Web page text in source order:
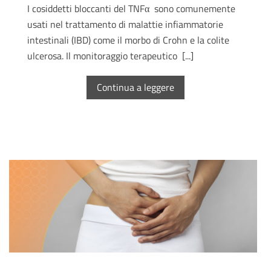
I cosiddetti bloccanti del TNFα sono comunemente
usati nel trattamento di malattie infiammatorie
intestinali (IBD) come il morbo di Crohn e la colite
ulcerosa. Il monitoraggio terapeutico [...]
Continua a leggere